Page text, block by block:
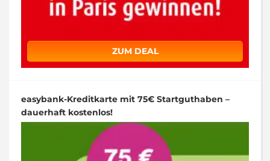
ZUM DEAL
easybank-Kreditkarte mit 75€ Startguthaben –
dauerhaft kostenlos!